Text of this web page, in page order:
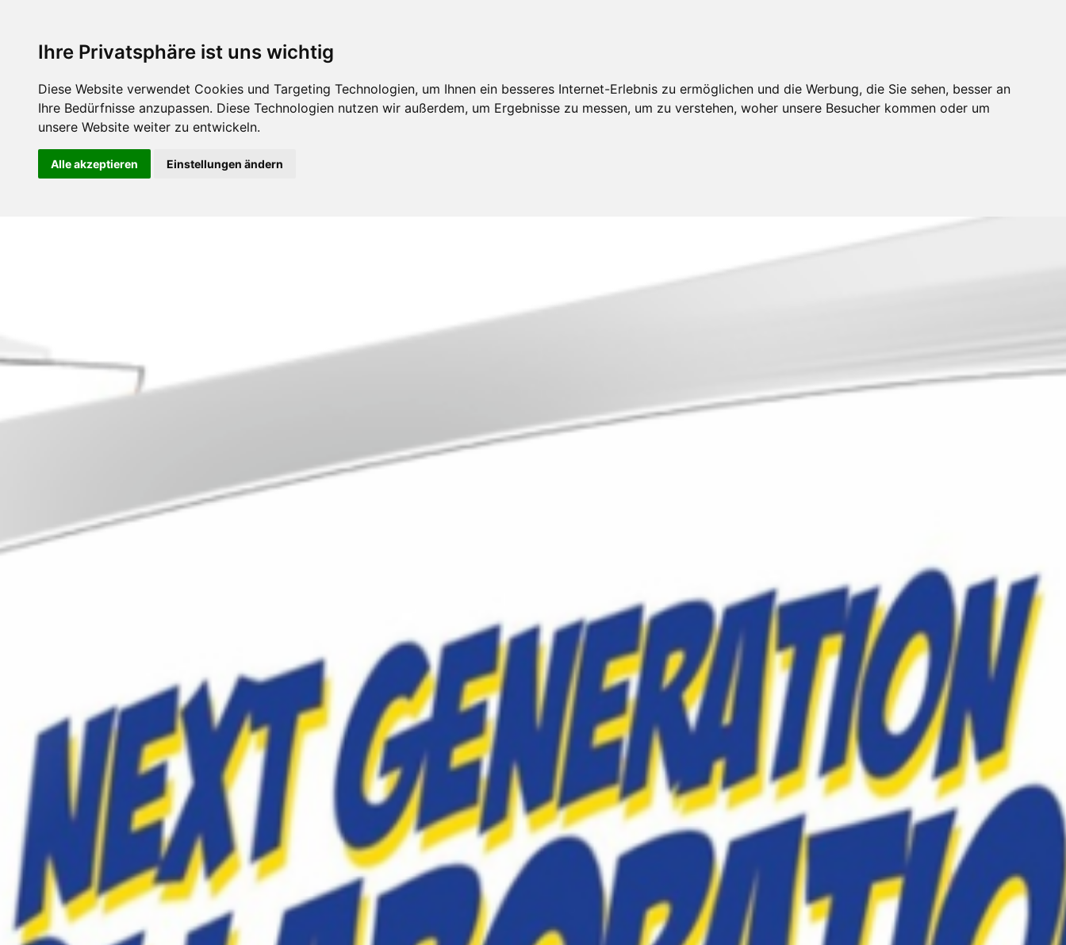
Ihre Privatsphäre ist uns wichtig
Diese Website verwendet Cookies und Targeting Technologien, um Ihnen ein besseres Internet-Erlebnis zu ermöglichen und die Werbung, die Sie sehen, besser an
Ihre Bedürfnisse anzupassen. Diese Technologien nutzen wir außerdem, um Ergebnisse zu messen, um zu verstehen, woher unsere Besucher kommen oder um
unsere Website weiter zu entwickeln.
Alle akzeptieren Einstellungen ändern